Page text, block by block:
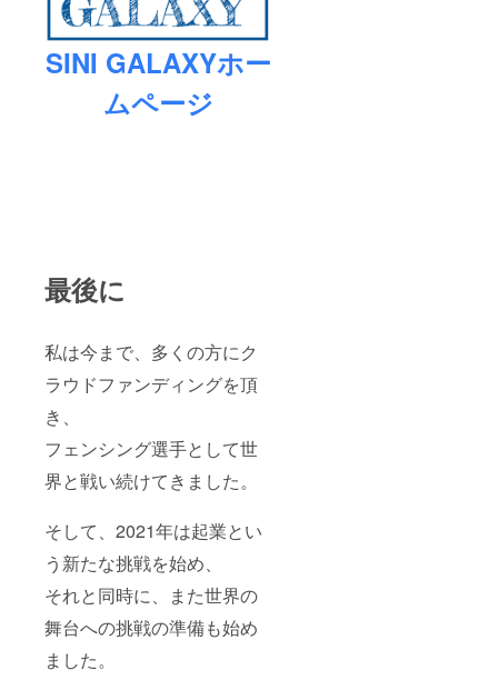
SINI GALAXYホー
ムページ
最後に
私は今まで、多くの方にク
ラウドファンディングを頂
き、
フェンシング選手として世
界と戦い続けてきました。
そして、2021年は起業とい
う新たな挑戦を始め、
それと同時に、また世界の
舞台への挑戦の準備も始め
ました。